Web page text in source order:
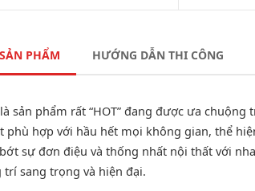
PHẨM HƯỚNG DẪN THI CÔNG
sản phẩm rất “HOT” đang được ưa
phù hợp với hầu hết mọi không gian, thể
sự đơn điệu và thống nhất nội thất với
trí sang trọng và hiện đại.